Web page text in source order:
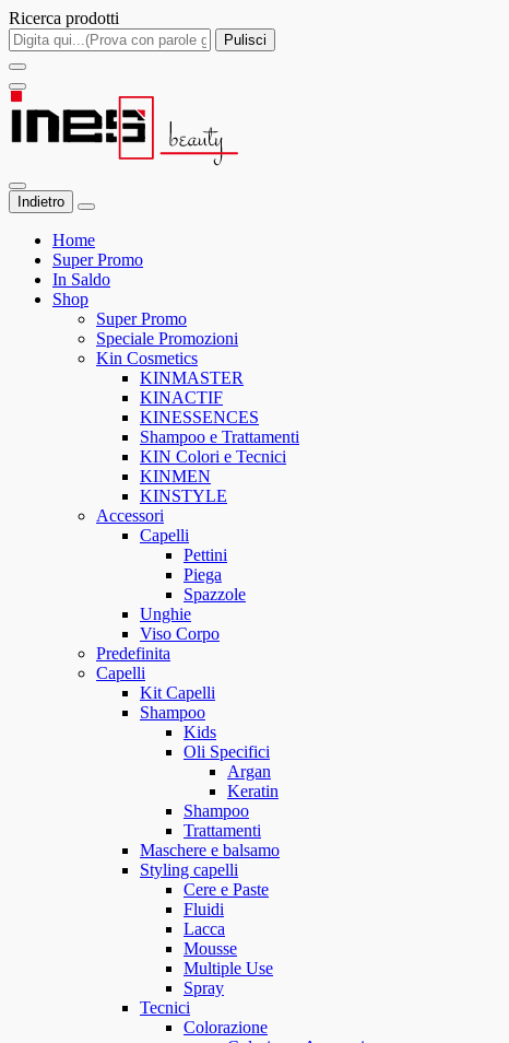
Ricerca prodotti
Pulisci
Indietro
Home
Super Promo
In Saldo
Shop
Super Promo
Speciale Promozioni
Kin Cosmetics
KINMASTER
KINACTIF
KINESSENCES
Shampoo e Trattamenti
KIN Colori e Tecnici
KINMEN
KINSTYLE
Accessori
Capelli
Pettini
Piega
Spazzole
Unghie
Viso Corpo
Predefinita
Capelli
Kit Capelli
Shampoo
Kids
Oli Specifici
Argan
Keratin
Shampoo
Trattamenti
Maschere e balsamo
Styling capelli
Cere e Paste
Fluidi
Lacca
Mousse
Multiple Use
Spray
Tecnici
Colorazione